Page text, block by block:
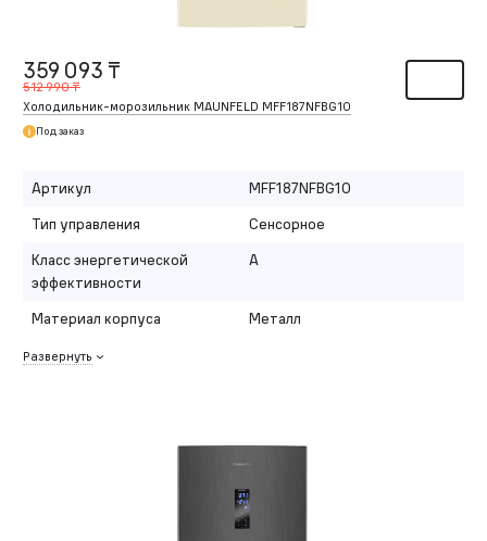
359 093 ₸
512 990 ₸
Холодильник-морозильник MAUNFELD MFF187NFBG10
Под заказ
Артикул
MFF187NFBG10
Тип управления
Сенсорное
Класс энергетической
эффективности
A
Материал корпуса Металл
Развернуть